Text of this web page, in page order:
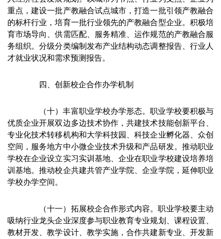
重点，建设一批产教融合试点城市，打造一批引领产教融合
的标杆行业，培育一批行业领先的产教融合型企业。积极培
育市场导向、供需匹配、服务精准、运作规范的产教融合服
务组织。分级分类编制发布产业结构动态调整报告、行业人
才就业状况和需求预测报告。
四、创新校企合作办学机制
（十）丰富职业学校办学形态。职业学校要积极与
优质企业开展双边多边技术协作，共建技术技能创新平台、
专业化技术转移机构和大学科技园、科技企业孵化器、众创
空间，服务地方中小微企业技术升级和产品研发。推动职业
学校在企业设立实习实训基地、企业在职业学校建设培养培
训基地。推动校企共建共管产业学院、企业学院，延伸职业
学校办学空间。
（十一）拓展校企合作形式内容。职业学校要主动
吸纳行业龙头企业深度参与职业教育专业规划、课程设置、
教材开发、教学设计、教学实施，合作共建新专业、开发新